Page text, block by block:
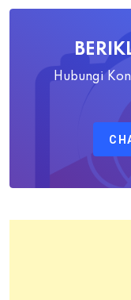
Ahadiat
Pertanahan
Kota
Hubungi